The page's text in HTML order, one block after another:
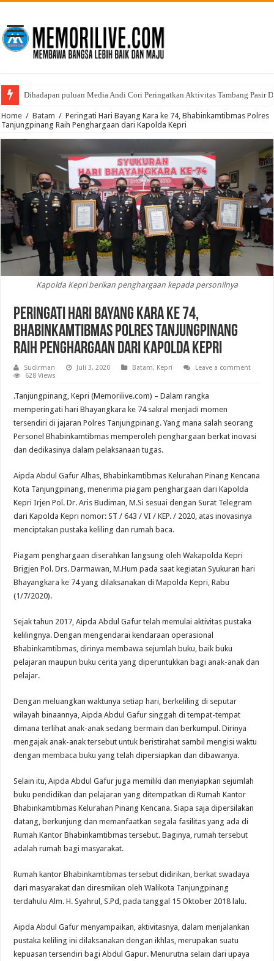
Dihadapan puluan Media Andi Cori Peringatkan Aktivitas Tambang Pasir
Home / Batam / Peringati Hari Bayang Kara ke 74, Bhabinkamtibmas Polres
Tanjungpinang Raih Penghargaan dari Kapolda Kepri
Kapolda Kepri berikan penghargaan kepada personilnya
Peringati Hari Bayang Kara ke 74,
Bhabinkamtibmas Polres Tanjungpinang
Raih Penghargaan dari Kapolda Kepri
Sudirman Juli 3, 2020 Batam, Kepri
Leave a comment
628 Views
.Tanjungpinang, Kepri (Memorilive.com) – Dalam rangka
memperingati hari Bhayangkara ke 74 sakral menjadi momen
tersendiri di jajaran Polres Tanjungpinang. Yang mana salah seorang
Personel Bhabinkamtibmas memperoleh penghargaan berkat inovasi
dan dedikasinya dalam pelaksanaan tugas.
Aipda Abdul Gafur Alhas, Bhabinkamtibmas Kelurahan Pinang Kencana
Kota Tanjungpinang, menerima piagam penghargaan dari Kapolda
Kepri Irjen Pol. Dr. Aris Budiman, M.Si sesuai dengan Surat Telegram
dari Kapolda Kepri nomor: ST / 643 / VI / KEP. / 2020, atas inovasinya
menciptakan pustaka keliling dan rumah baca.
Piagam penghargaan diserahkan langsung oleh Wakapolda Kepri
Brigjen Pol. Drs. Darmawan, M.Hum pada saat kegiatan Syukuran hari
Bhayangkara ke 74 yang dilaksanakan di Mapolda Kepri, Rabu
(1/7/2020).
Sejak tahun 2017, Aipda Abdul Gafur telah memulai aktivitas pustaka
kelilingnya. Dengan mengendarai kendaraan operasional
Bhabinkamtibmas, dirinya membawa sejumlah buku, baik buku
pelajaran maupun buku cerita yang diperuntukkan bagi anak-anak dan
pelajar.
Dengan meluangkan waktunya setiap hari, berkeliling di seputar
wilayah binaannya, Aipda Abdul Gafur singgah di tempat-tempat
dimana terlihat anak-anak sedang bermain dan berkumpul. Dirinya
mengajak anak-anak tersebut untuk beristirahat sambil mengisi waktu
dengan membaca buku yang telah dipersiapkan dan dibawanya.
Selain itu, Aipda Abdul Gafur juga memiliki dan menyiapkan sejumlah
buku pendidikan dan pelajaran yang ditempatkan di Rumah Kantor
Bhabinkamtibmas Kelurahan Pinang Kencana. Siapa saja dipersilakan
datang, berkunjung dan memanfaatkan segala fasilitas yang ada di
Rumah Kantor Bhabinkamtibmas tersebut. Baginya, rumah tersebut
adalah rumah bagi masyarakat.
Rumah kantor Bhabinkamtibmas tersebut didirikan, berkat swadaya
dari masyarakat dan diresmikan oleh Walikota Tanjungpinang
terdahulu Alm. H. Syahrul, S.Pd, pada tanggal 15 Oktober 2018 lalu.
Aipda Abdul Gafur menyampaikan, aktivitasnya, dalam menjalankan
pustaka keliling ini dilaksanakan dengan ikhlas, merupakan suatu
kepuasan tersendiri bagi Abdul Gapur. Menurutna selain dari upaya